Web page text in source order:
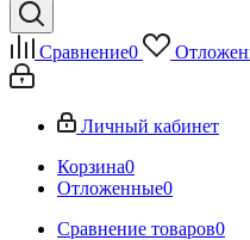
Сравнение0
Личный кабинет
Корзина0
Отложенные0
Сравнение товаров0